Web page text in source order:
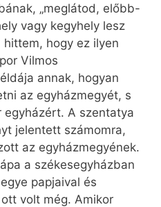
„meglátod, előbb-
vagy kegyhely lesz
hittem, hogy ez ilyen
Vilmos
annak, hogyan
az egyházmegyét, s
egyházért. A szentatya
jelentett számomra,
az egyházmegyének.
a székesegyházban
papjaival és
volt még. Amikor